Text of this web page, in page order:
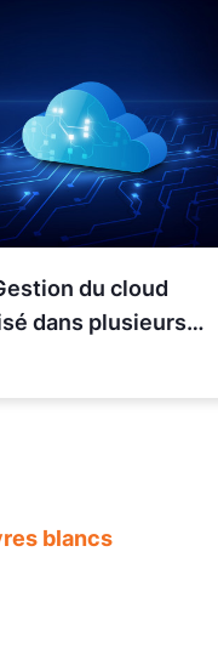
du cloud
dans plusieurs
blancs